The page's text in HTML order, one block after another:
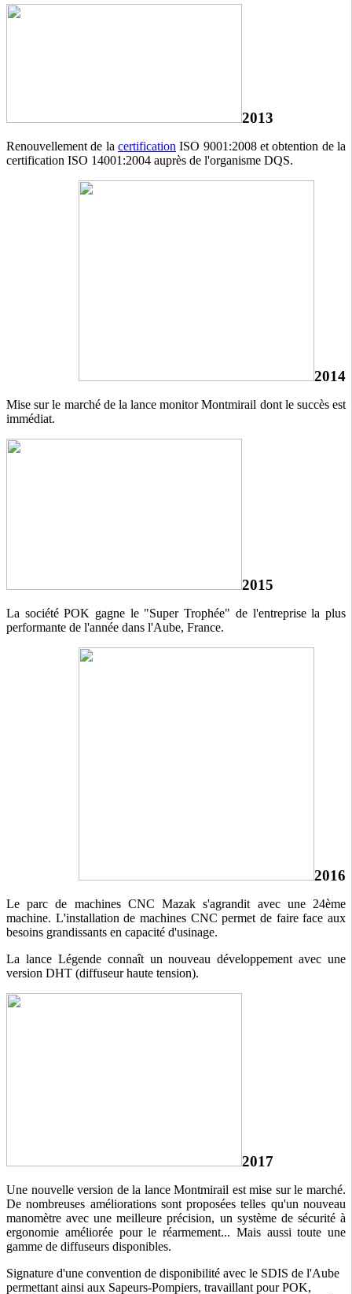
2013
Renouvellement de la certification ISO 9001:2008 et obtention de la
certification ISO 14001:2004 auprès de l'organisme DQS.
2014
Mise sur le marché de la lance monitor Montmirail dont le succès est
immédiat.
2015
La société POK gagne le "Super Trophée" de l'entreprise la plus
performante de l'année dans l'Aube, France.
2016
Le parc de machines CNC Mazak s'agrandit avec une 24ème
machine. L'installation de machines CNC permet de faire face aux
besoins grandissants en capacité d'usinage.
La lance Légende connaît un nouveau développement avec une
version DHT (diffuseur haute tension).
2017
Une nouvelle version de la lance Montmirail est mise sur le marché.
De nombreuses améliorations sont proposées telles qu'un nouveau
manomètre avec une meilleure précision, un système de sécurité à
ergonomie améliorée pour le réarmement... Mais aussi toute une
gamme de diffuseurs disponibles.
Signature d'une convention de disponibilité avec le SDIS de l'Aube
permettant ainsi aux Sapeurs-Pompiers, travaillant pour POK,